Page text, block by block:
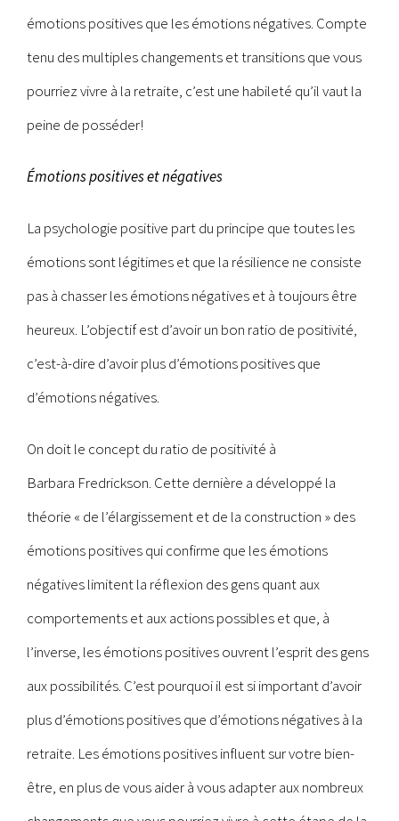
émotions positives que les émotions négatives. Compte
tenu des multiples changements et transitions que vous
pourriez vivre à la retraite, c’est une habileté qu’il vaut la
peine de posséder!
Émotions positives et négatives
La psychologie positive part du principe que toutes les
émotions sont légitimes et que la résilience ne consiste
pas à chasser les émotions négatives et à toujours être
heureux. L’objectif est d’avoir un bon ratio de positivité,
c’est-à-dire d’avoir plus d’émotions positives que
d’émotions négatives.
On doit le concept du ratio de positivité à
Barbara Fredrickson. Cette dernière a développé la
théorie « de l’élargissement et de la construction » des
émotions positives qui confirme que les émotions
négatives limitent la réflexion des gens quant aux
comportements et aux actions possibles et que, à
l’inverse, les émotions positives ouvrent l’esprit des gens
aux possibilités. C’est pourquoi il est si important d’avoir
plus d’émotions positives que d’émotions négatives à la
retraite. Les émotions positives influent sur votre bien-
être, en plus de vous aider à vous adapter aux nombreux